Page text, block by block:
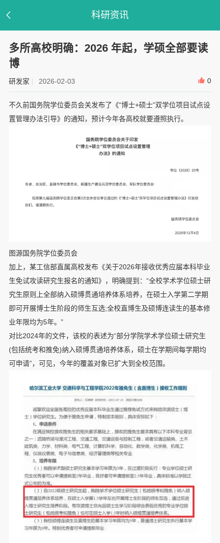
科研资讯
多所高校明确：2026 年起，学硕全部要读
博
研发家 | 2026-02-03 0
不久前国务院学位委员会关发布了《“博士+硕士”双学位项目试点设
置管理办法引导》的通知，预计今年各高校就要遵照执行。
图源国务院学位委员会
加上，某工信部直属高校发布《关于2026年接收优秀应届本科毕业
生免试攻读研究生报名的通知》，明确提到：“全校学术学位硕士研
究生原则上全部纳入硕博贯通培养体系培养，在硕士入学第二学期
即可开展博士生阶段的师生互选;全校直博生及硕博连读生的基本修
业年限均为5年。”
对比2024年的文件，该校的表述为“部分学院学术学位硕士研究生
(包括统考和推免)纳入硕博贯通培养体系，硕士在学期间每学期均
可申请”，可见，今年的覆盖对象已扩大到全校范围。